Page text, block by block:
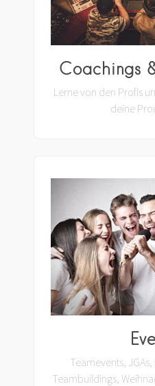
Coachings
Lerne von den Profis
deine
Teamevents,
Teambuildings,